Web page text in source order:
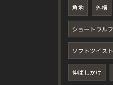
角地 外構
ショートウルフ
ソフトツイスト
伸ばしかけ